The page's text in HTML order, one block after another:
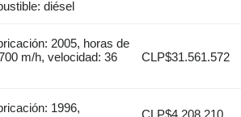
diésel
2005, horas de
m/h, velocidad: 36
CLP$31.561.572
1996,
CLP$4.208.210